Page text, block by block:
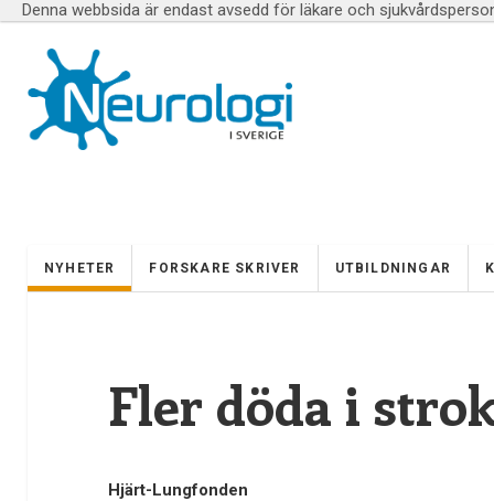
Denna webbsida är endast avsedd för läkare och
NYHETER FORSKARE SKRIVER UTBILDNINGAR
Fler döda i
Hjärt-Lungfonden